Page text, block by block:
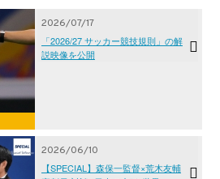
2026/07/17
「2026/27 サッカー競技規則」の解
説映像を公開
2026/06/10
【SPECIAL】森保一監督×荒木友輔